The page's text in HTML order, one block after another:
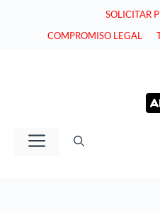
SOLICITAR
COMPROMISO LEGAL
Menú